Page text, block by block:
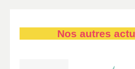
Nos autres